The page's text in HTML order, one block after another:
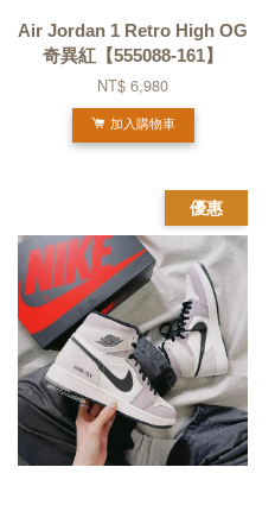
Air Jordan 1 Retro High OG
奇異紅【555088-161】
NT$ 6,980
加入購物車
優惠